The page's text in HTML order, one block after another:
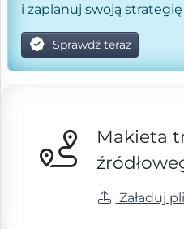
i zaplanuj swoją
Sprawdź teraz
Makieta
Załaduj